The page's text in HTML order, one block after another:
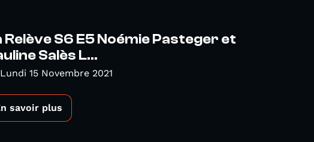
Relève S6 E5 Noémie Pasteger et
Salès L...
Lundi 15 Novembre 2021
savoir plus